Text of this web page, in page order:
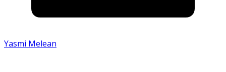
Yasmi Melean